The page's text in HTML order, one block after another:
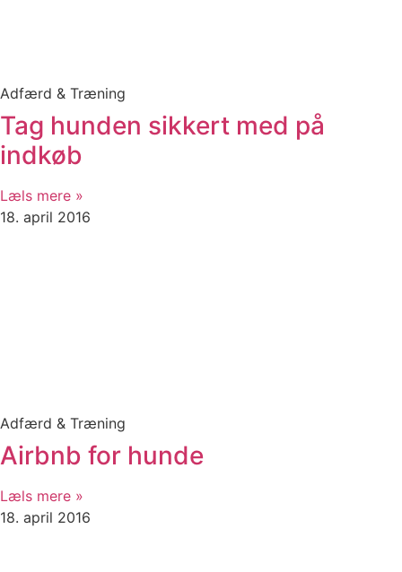
Adfærd & Træning
Tag hunden sikkert med på
indkøb
Læls mere »
18. april 2016
Adfærd & Træning
Airbnb for hunde
Læls mere »
18. april 2016